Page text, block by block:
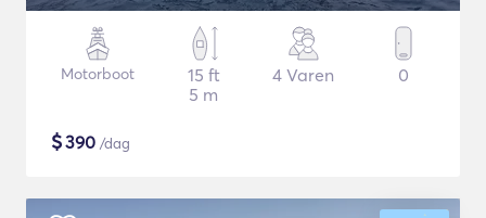
Motorboot
15 ft
5 m
4 Varen 0
$390 /dag